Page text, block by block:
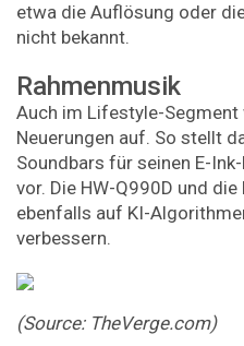
etwa die Auflösung oder
nicht bekannt.
Rahmenmusik
Auch im Lifestyle-
Neuerungen auf. So stellt
Soundbars für seinen E-
vor. Die HW-Q990D und
ebenfalls auf KI-
verbessern.
(Source: TheVerge.com)